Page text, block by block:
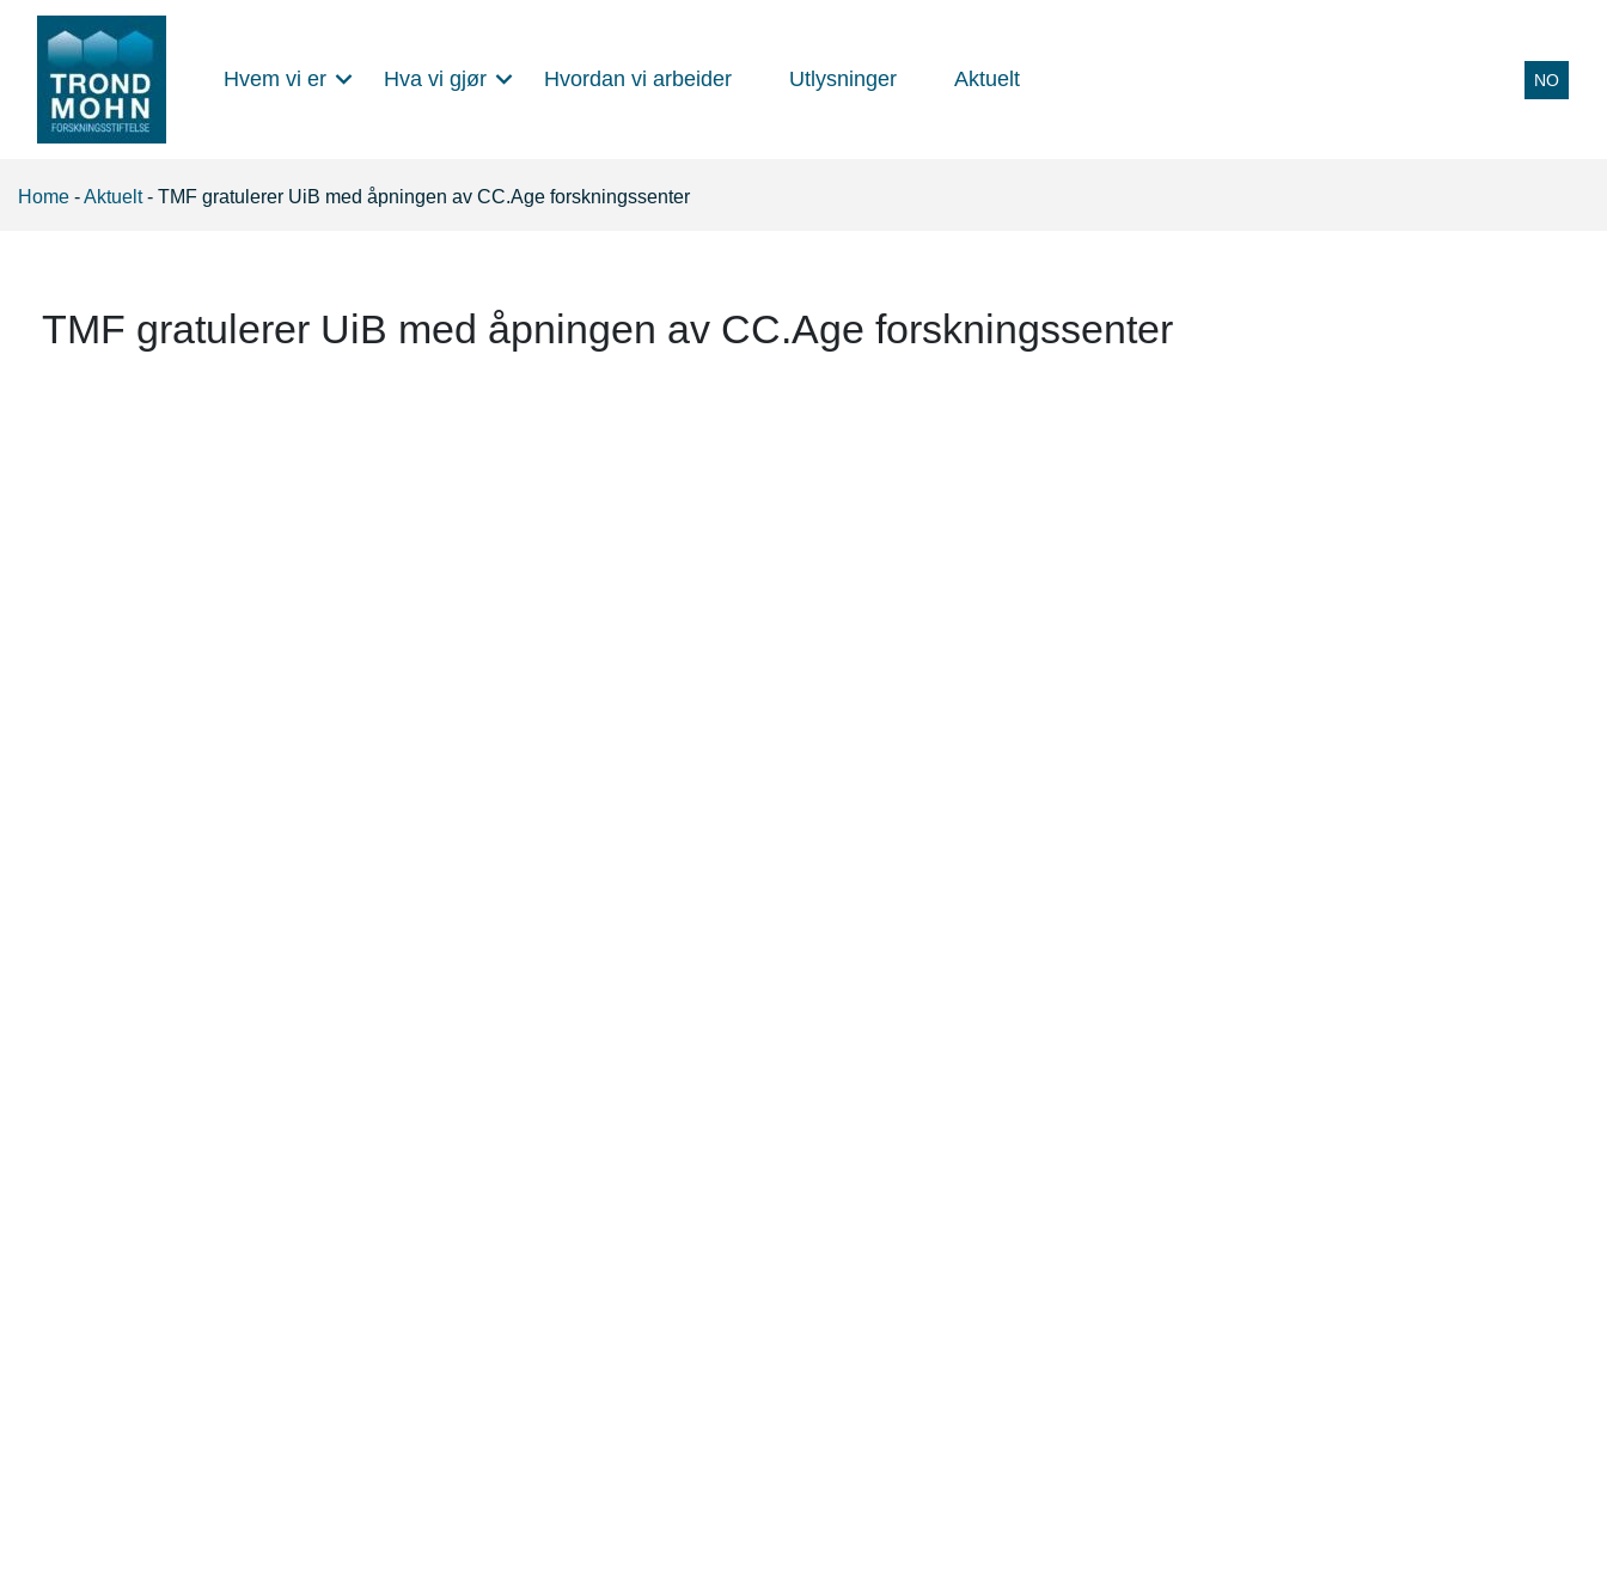
Main Navigation
Hvem vi er Hva vi gjør Hvordan vi arbeider Utlysninger Aktuelt NO
Home -Aktuelt- TMF gratulerer UiB med åpningen av CC.Age forskningssenter
TMF gratulerer UiB med åpningen av CC.Age forskningssenter